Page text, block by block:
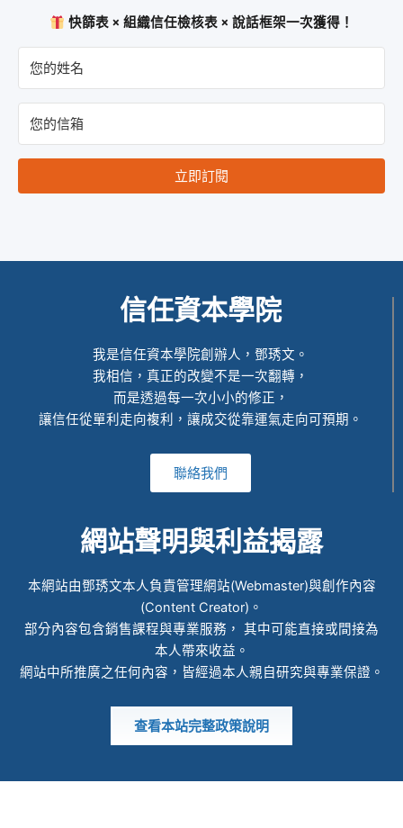
快篩表 × 組織信任檢核表 × 說話框架一次獲得！
立即訂閱
信任資本學院
我是信任資本學院創辦人，鄧琇文。
我相信，真正的改變不是一次翻轉，
而是透過每一次小小的修正，
讓信任從單利走向複利，讓成交從靠運氣走向可預期。
聯絡我們
網站聲明與利益揭露
本網站由鄧琇文本人負責管理網站(Webmaster)與創作內容
(Content Creator)。
部分內容包含銷售課程與專業服務， 其中可能直接或間接為
本人帶來收益。
網站中所推廣之任何內容，皆經過本人親自研究與專業保證。
查看本站完整政策說明